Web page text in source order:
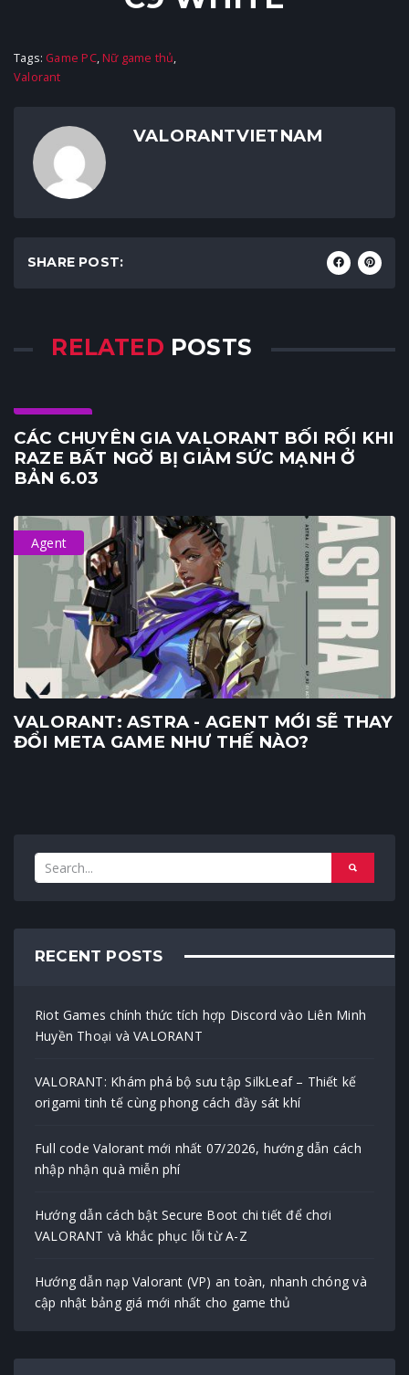
Tags: Game PC,Nữ game thủ,
Valorant
VALORANTVIETNAM
SHARE POST:
RELATED POSTS
Update
CÁC CHUYÊN GIA VALORANT BỐI RỐI KHI
RAZE BẤT NGỜ BỊ GIẢM SỨC MẠNH Ở
BẢN 6.03
Agent
VALORANT: ASTRA - AGENT MỚI SẼ THAY
ĐỔI META GAME NHƯ THẾ NÀO?
RECENT POSTS
Riot Games chính thức tích hợp Discord vào Liên Minh
Huyền Thoại và VALORANT
VALORANT: Khám phá bộ sưu tập SilkLeaf – Thiết kế
origami tinh tế cùng phong cách đầy sát khí
Full code Valorant mới nhất 07/2026, hướng dẫn cách
nhập nhận quà miễn phí
Hướng dẫn cách bật Secure Boot chi tiết để chơi
VALORANT và khắc phục lỗi từ A-Z
Hướng dẫn nạp Valorant (VP) an toàn, nhanh chóng và
cập nhật bảng giá mới nhất cho game thủ